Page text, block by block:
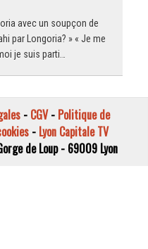
avec un soupçon de
par Longoria? » « Je me
je suis parti…
- CGV- Politique de
- Lyon Capitale TV
de Loup - 69009 Lyon